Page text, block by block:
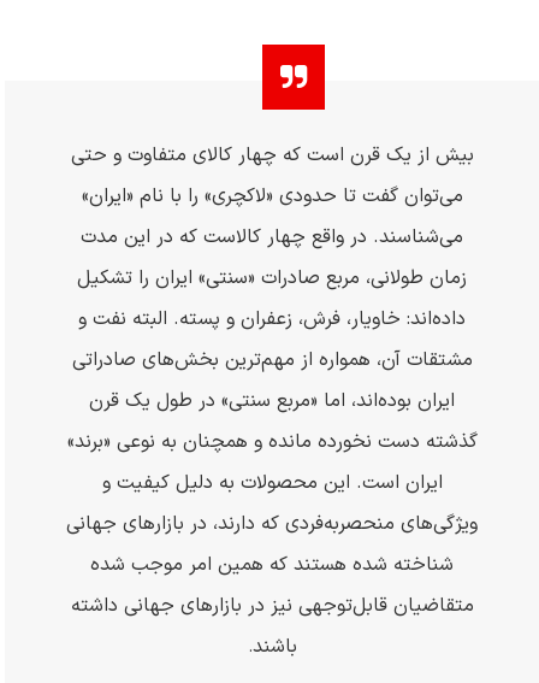
بیش از یک قرن است که چهار کالای متفاوت و حتی
می‌توان گفت تا حدودی «لاکچری» را با نام «ایران»
می‌شناسند. در واقع چهار کالاست که در این مدت
زمان طولانی، مربع صادرات «سنتی» ایران را تشکیل
داده‌اند: خاویار، فرش، زعفران و پسته. البته نفت و
مشتقات آن، همواره از مهم‌ترین بخش‌های صادراتی
ایران بوده‌اند، اما «مربع سنتی» در طول یک قرن
گذشته دست‌ نخورده مانده و همچنان به نوعی «برند»
ایران است. این محصولات به دلیل کیفیت و
ویژگی‌های منحصر‌به‌فردی که دارند، در بازارهای جهانی
شناخته شده هستند که همین امر موجب شده
متقاضیان قابل‌توجهی نیز در بازارهای جهانی داشته
باشند.